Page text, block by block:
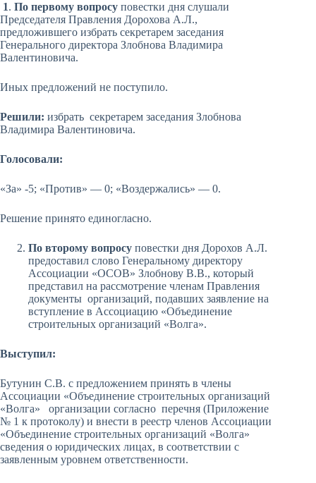
1. По первому вопросу повестки дня слушали
Председателя Правления Дорохова А.Л.,
предложившего избрать секретарем заседания
Генерального директора Злобнова Владимира
Валентиновича.
Иных предложений не поступило.
Решили: избрать секретарем заседания Злобнова
Владимира Валентиновича.
Голосовали:
«За» -5; «Против» — 0; «Воздержались» — 0.
Решение принято единогласно.
По второму вопросу повестки дня Дорохов А.Л.
предоставил слово Генеральному директору
Ассоциации «ОСОВ» Злобнову В.В., который
представил на рассмотрение членам Правления
документы организаций, подавших заявление на
вступление в Ассоциацию «Объединение
строительных организаций «Волга».
Выступил:
Бутунин С.В. с предложением принять в члены
Ассоциации «Объединение строительных организаций
«Волга» организации согласно перечня (Приложение
№ 1 к протоколу) и внести в реестр членов Ассоциации
«Объединение строительных организаций «Волга»
сведения о юридических лицах, в соответствии с
заявленным уровнем ответственности.